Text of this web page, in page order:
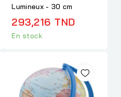
Lumineux - 30 cm
293,216 TND
En stock